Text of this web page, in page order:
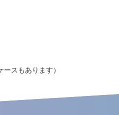
スもあります）